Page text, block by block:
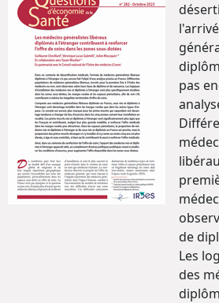
pas
de
Les
des